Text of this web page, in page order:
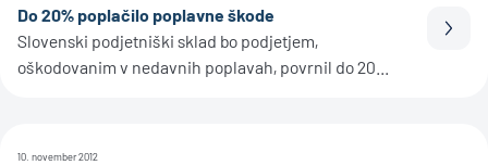
Do 20% poplačilo poplavne škode
Slovenski podjetniški sklad bo podjetjem,
oškodovanim v nedavnih poplavah, povrnil do 20...
10. november 2012